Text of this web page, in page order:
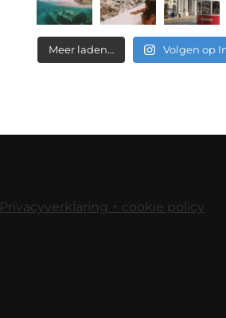
Meer laden… Volgen op
Privacyverklaring + cookie policy